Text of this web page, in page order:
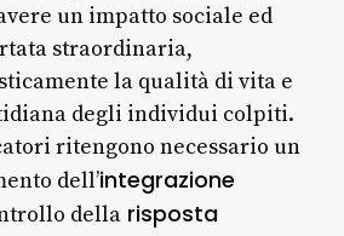
un impatto sociale ed
straordinaria,
la qualità di vita e
degli individui colpiti.
ritengono necessario un
dell’integrazione
dellarisposta